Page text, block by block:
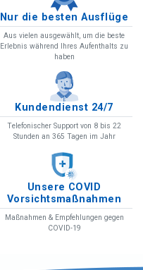
Nur die besten Ausflüge
Aus vielen ausgewählt, um die beste
Erlebnis während Ihres Aufenthalts zu
haben
Kundendienst 24/7
Telefonischer Support von 8 bis 22
Stunden an 365 Tagen im Jahr
Unsere COVID
Vorsichtsmaßnahmen
Maßnahmen & Empfehlungen gegen
COVID-19